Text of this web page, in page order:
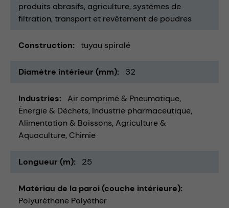
produits abrasifs agriculture systèmes de
filtration transport et revêtement de poudres
Construction tuyau spiralé
Diamètre intérieur (mm) 32
Industries
Air comprimé & Pneumatique
Énergie & Déchets Industrie pharmaceutique
Alimentation & Boissons Agriculture &
Aquaculture Chimie
Longueur (m) 25
Matériau de la paroi (couche intérieure)
Polyuréthane Polyéther